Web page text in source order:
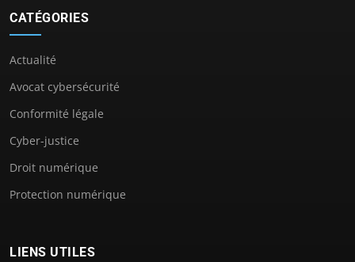
CATÉGORIES
Actualité
Avocat cybersécurité
Conformité légale
Cyber-justice
Droit numérique
Protection numérique
LIENS UTILES